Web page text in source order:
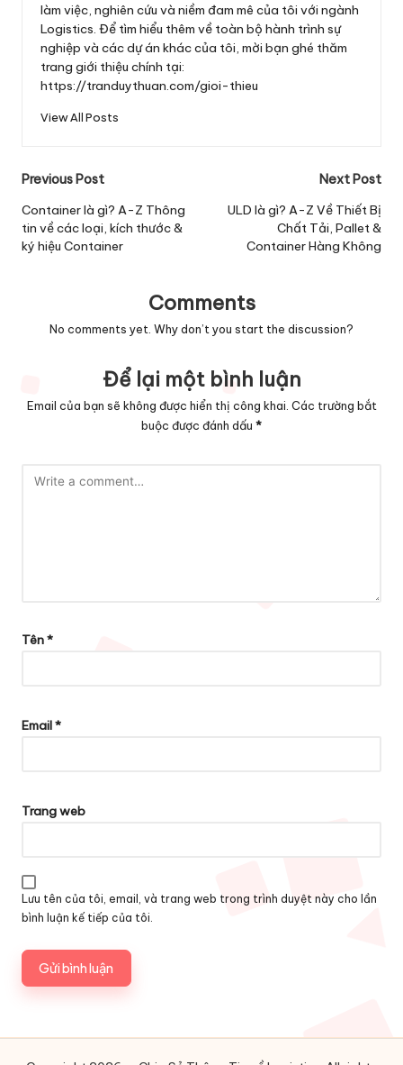
làm việc, nghiên cứu và niềm đam mê của tôi với ngành
Logistics. Để tìm hiểu thêm về toàn bộ hành trình sự
nghiệp và các dự án khác của tôi, mời bạn ghé thăm
trang giới thiệu chính tại:
https://tranduythuan.com/gioi-thieu
View All Posts
Post
navigation
Previous Post
Container là gì? A-Z Thông
tin về các loại, kích thước &
ký hiệu Container
Next Post
ULD là gì? A-Z Về Thiết Bị
Chất Tải, Pallet &
Container Hàng Không
Comments
No comments yet. Why don’t you start the discussion?
Để lại một bình luận
Email của bạn sẽ không được hiển thị công khai. Các trường bắt
buộc được đánh dấu *
Tên*
Email*
Trang web
Lưu tên của tôi, email, và trang web trong trình duyệt này cho lần
bình luận kế tiếp của tôi.